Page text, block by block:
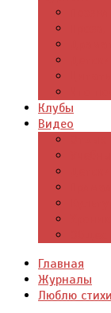
Клубы
Видео
Главная
Журналы
Люблю стихи